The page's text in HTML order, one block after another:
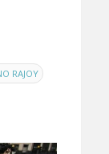
RAJOY ,